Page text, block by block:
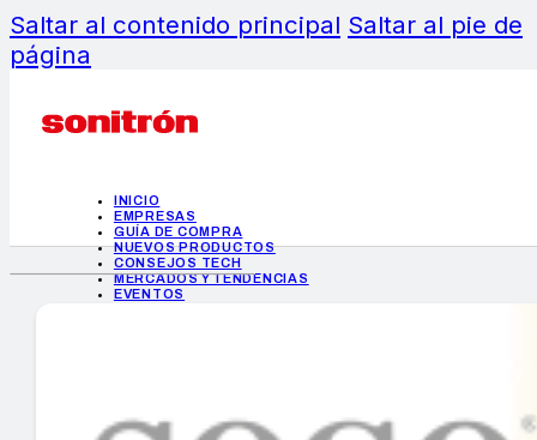
Saltar al contenido principal Saltar al pie de
página
INICIO
EMPRESAS
GUÍA DE COMPRA
NUEVOS PRODUCTOS
CONSEJOS TECH
MERCADOS Y TENDENCIAS
EVENTOS